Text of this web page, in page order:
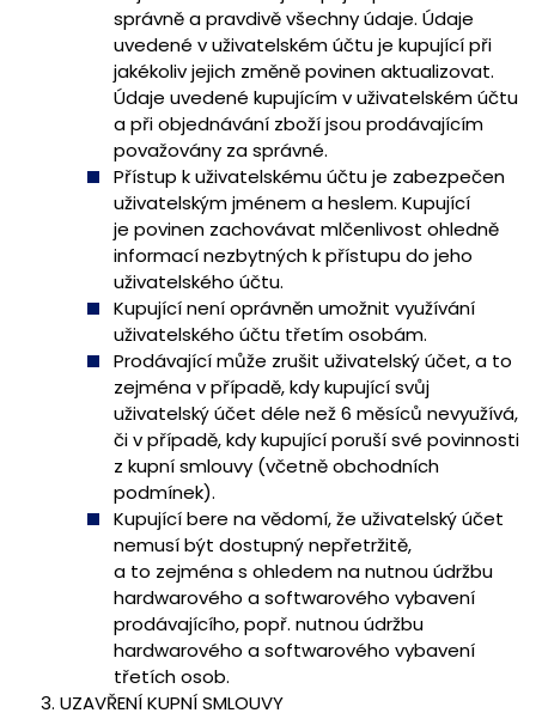
správně a pravdivě všechny údaje. Údaje
uvedené v uživatelském účtu je kupující při
jakékoliv jejich změně povinen aktualizovat.
Údaje uvedené kupujícím v uživatelském účtu
a při objednávání zboží jsou prodávajícím
považovány za správné.
Přístup k uživatelskému účtu je zabezpečen
uživatelským jménem a heslem. Kupující
je povinen zachovávat mlčenlivost ohledně
informací nezbytných k přístupu do jeho
uživatelského účtu.
Kupující není oprávněn umožnit využívání
uživatelského účtu třetím osobám.
Prodávající může zrušit uživatelský účet, a to
zejména v případě, kdy kupující svůj
uživatelský účet déle než 6 měsíců nevyužívá,
či v případě, kdy kupující poruší své povinnosti
z kupní smlouvy (včetně obchodních
podmínek).
Kupující bere na vědomí, že uživatelský účet
nemusí být dostupný nepřetržitě,
a to zejména s ohledem na nutnou údržbu
hardwarového a softwarového vybavení
prodávajícího, popř. nutnou údržbu
hardwarového a softwarového vybavení
třetích osob.
UZAVŘENÍ KUPNÍ SMLOUVY